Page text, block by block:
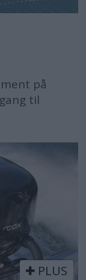
på
til
PLUS